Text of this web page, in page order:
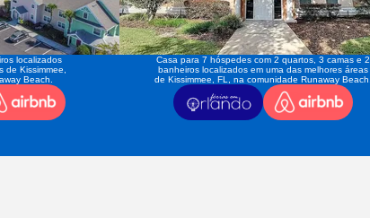
localizados
de Kissimmee,
Beach.
Casa para 7 hóspedes com 2 quartos, 3 camas e 2
banheiros localizados em uma das melhores áreas
de Kissimmee, FL, na comunidade Runaway Beach.